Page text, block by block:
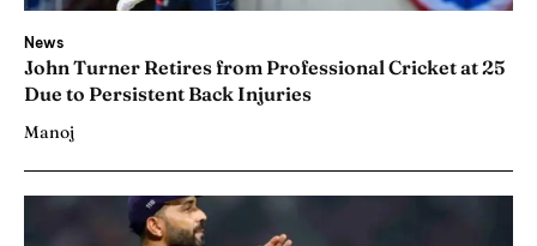
News
John Turner Retires from Professional Cricket at 25
Due to Persistent Back Injuries
Manoj